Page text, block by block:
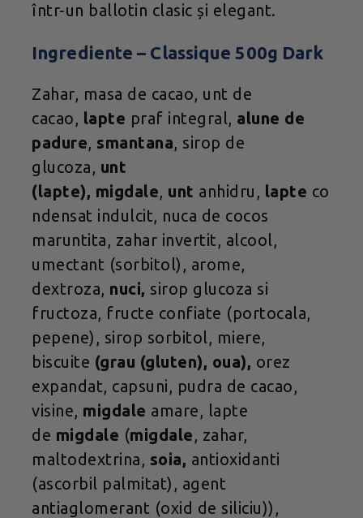
într-un ballotin clasic și elegant.
Ingrediente – Classique 500g Dark
Zahar, masa de cacao, unt de
cacao, lapte praf integral, alune de
padure, smantana, sirop de
glucoza, unt
(lapte), migdale, unt anhidru, lapte co
ndensat indulcit, nuca de cocos
maruntita, zahar invertit, alcool,
umectant (sorbitol), arome,
dextroza, nuci, sirop glucoza si
fructoza, fructe confiate (portocala,
pepene), sirop sorbitol, miere,
biscuite (grau (gluten), oua), orez
expandat, capsuni, pudra de cacao,
visine, migdale amare, lapte
de migdale (migdale, zahar,
maltodextrina, soia, antioxidanti
(ascorbil palmitat), agent
antiaglomerant (oxid de siliciu)),